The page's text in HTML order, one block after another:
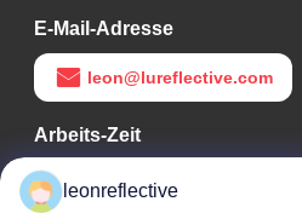
E-Mail-Adresse
leon@lureflective.com
Arbeits-Zeit
9:00-18:00
leonreflective